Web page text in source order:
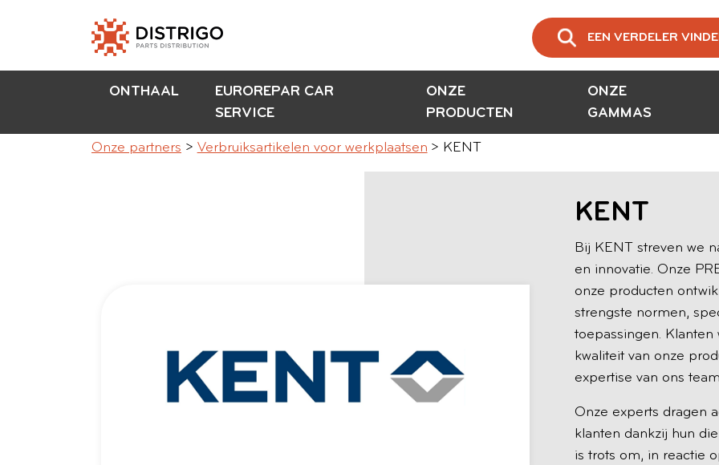
EEN VERDELER
ONTHAAL
EUROREPAR CAR
SERVICE
ONZE
PRODUCTEN
ONZE
GAMMAS
Onze partners Verbruiksartikelen voor werkplaatsen KENT
KENT
Bij KENT streven we
en innovatie. Onze
onze producten
strengste normen,
toepassingen.
kwaliteit van onze
expertise van ons team
Onze experts dragen
klanten dankzij hun
is trots om, in reactie